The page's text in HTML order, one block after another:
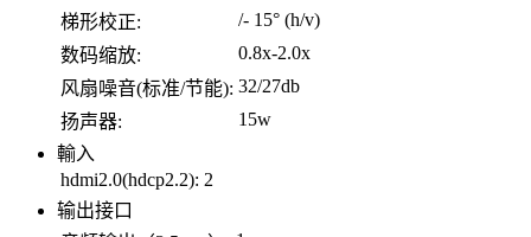
梯形校正:
/- 15° (h/v)
数码缩放:
0.8x-2.0x
风扇噪音(标准/节能): 32/27db
扬声器:
15w
輸入
hdmi2.0(hdcp2.2): 2
输出接口